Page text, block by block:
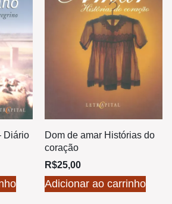
Diário
Dom de amar Histórias do
coração
R$25,00
Adicionar ao carrinho